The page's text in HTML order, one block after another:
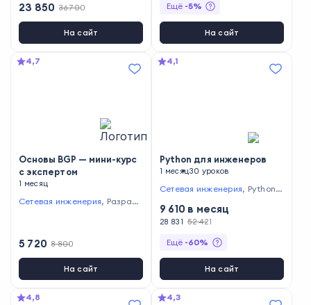
23 850 36 700
На сайт
Ещё -5%
На сайт
4,7
Основы BGP — мини-курс
с экспертом
1 месяц
Сетевая инженерия, Разрабо
5 720 8 800
На сайт
4,1
Python для инженеров
1 месяц30 уроков
Сетевая инженерия, Python-
9 610 в месяц
28 831 52 421
Ещё -60%
На сайт
4,8 4,3